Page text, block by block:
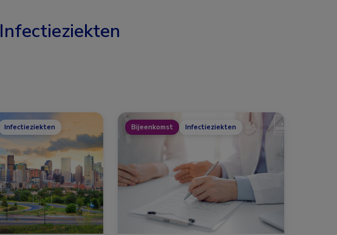
Infectieziekten
Infectieziekten Bijeenkomst Infectieziekten